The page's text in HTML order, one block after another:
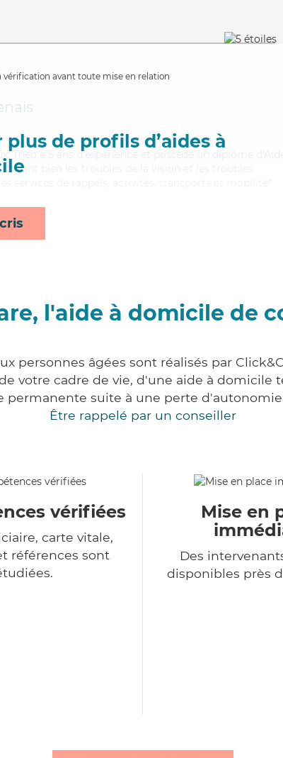
avant toute mise en relation
de profils d’aides à
Theo a 5 ans d'expérience et possède un diplôme d'Aide
bien les troubles de la vision et les troubles
l'aide à domicile de
personnes âgées sont réalisés par
votre cadre de vie, d'une aide à
permanente suite à une perte d'autonomie
Être rappelé par un conseiller
vérifiées
carte vitale,
références sont
Mise en
Des
disponibles près